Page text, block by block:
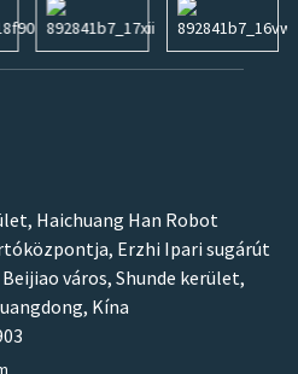
Haichuang Han Robot
Erzhi Ipari sugárút
város, Shunde kerület,
Kína